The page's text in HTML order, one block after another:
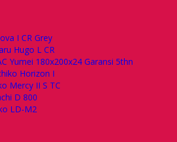
I CR Grey
Hugo L CR
Yumei 180x200x24 Garansi 5thn
Horizon I
Mercy II S TC
D 800
LD-M2